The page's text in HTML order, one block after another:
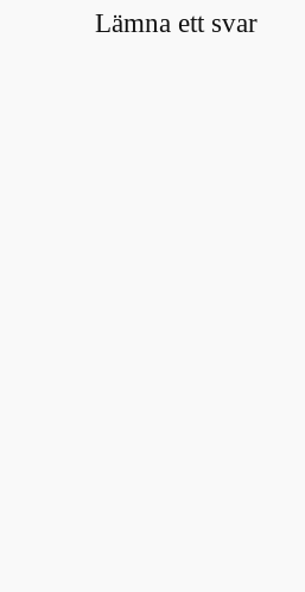
Lämna ett svar